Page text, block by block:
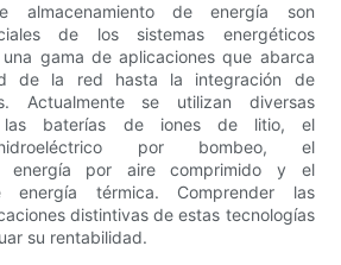
almacenamiento de energía son
de los sistemas energéticos
gama de aplicaciones que abarca
de la red hasta la integración de
Actualmente se utilizan diversas
las baterías de iones de litio, el
hidroeléctrico por bombeo, el
energía por aire comprimido y el
energía térmica. Comprender las
distintivas de estas tecnologías
su rentabilidad.